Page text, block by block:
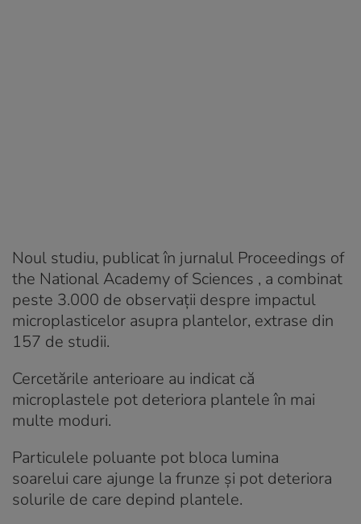
Noul studiu, publicat în jurnalul Proceedings of
the National Academy of Sciences , a combinat
peste 3.000 de observații despre impactul
microplasticelor asupra plantelor, extrase din
157 de studii.
Cercetările anterioare au indicat că
microplastele pot deteriora plantele în mai
multe moduri.
Particulele poluante pot bloca lumina
soarelui care ajunge la frunze și pot deteriora
solurile de care depind plantele.